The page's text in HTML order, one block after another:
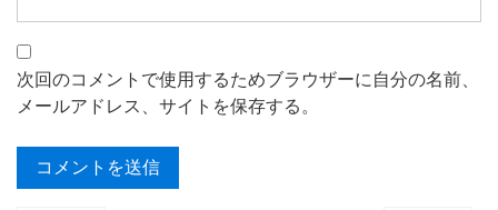
次回のコメントで使用するためブラウザーに自分の名前、
メールアドレス、サイトを保存する。